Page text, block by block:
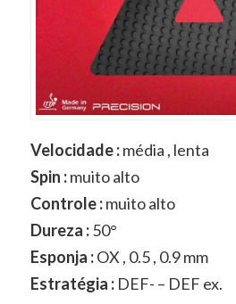
Velocidade :média , lenta
Spin :muito alto
Controle :muito alto
Dureza :50°
Esponja :OX , 0.5 , 0.9 mm
Estratégia :DEF- – DEF ex.